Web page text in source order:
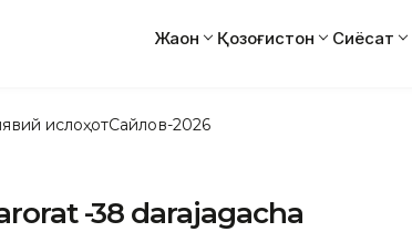
Жаҳон Қозоғистон Сиёсат
ислоҳотСайлов-2026
-38 darajagacha